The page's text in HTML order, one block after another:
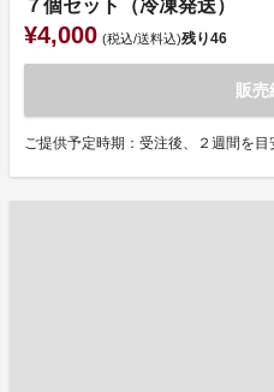
７個セット（冷凍発送）
¥4,000 (税込/送料込)残り46
販売
ご提供予定時期：受注後、２週間を